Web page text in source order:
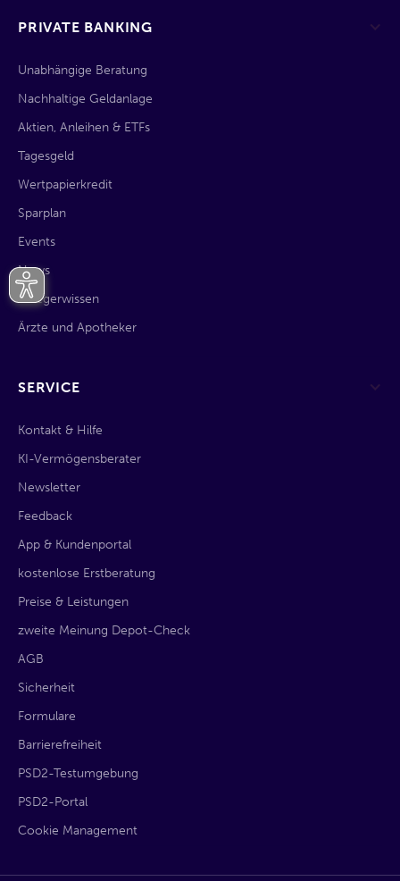
PRIVATE BANKING
Unabhängige Beratung
Nachhaltige Geldanlage
Aktien, Anleihen & ETFs
Tagesgeld
Wertpapierkredit
Sparplan
Events
News
Anlegerwissen
Ärzte und Apotheker
SERVICE
Kontakt & Hilfe
KI-Vermögensberater
Newsletter
Feedback
App & Kundenportal
kostenlose Erstberatung
Preise & Leistungen
zweite Meinung Depot-Check
AGB
Sicherheit
Formulare
Barrierefreiheit
PSD2-Testumgebung
PSD2-Portal
Cookie Management